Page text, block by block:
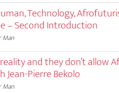
Technology,
– Second Introduction
Man
and they don’t allow
Pierre Bekolo
Man